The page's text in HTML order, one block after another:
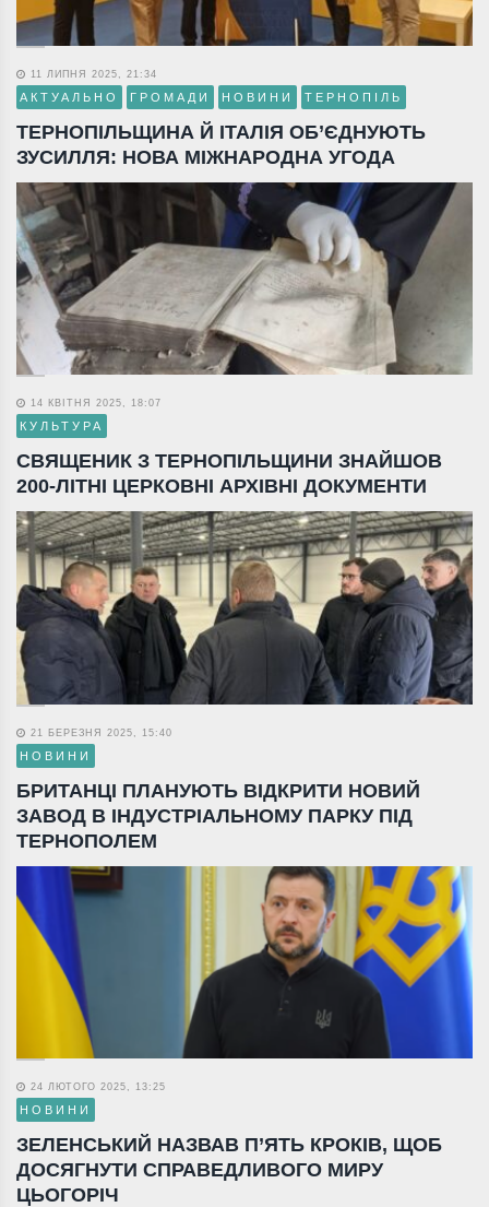
11 ЛИПНЯ 2025, 21:34
АКТУАЛЬНО ГРОМАДИ НОВИНИ ТЕРНОПІЛЬ
ТЕРНОПІЛЬЩИНА Й ІТАЛІЯ ОБ’ЄДНУЮТЬ
ЗУСИЛЛЯ: НОВА МІЖНАРОДНА УГОДА
14 КВІТНЯ 2025, 18:07
КУЛЬТУРА
СВЯЩЕНИК З ТЕРНОПІЛЬЩИНИ ЗНАЙШОВ
200-ЛІТНІ ЦЕРКОВНІ АРХІВНІ ДОКУМЕНТИ
21 БЕРЕЗНЯ 2025, 15:40
НОВИНИ
БРИТАНЦІ ПЛАНУЮТЬ ВІДКРИТИ НОВИЙ
ЗАВОД В ІНДУСТРІАЛЬНОМУ ПАРКУ ПІД
ТЕРНОПОЛЕМ
24 ЛЮТОГО 2025, 13:25
НОВИНИ
ЗЕЛЕНСЬКИЙ НАЗВАВ П’ЯТЬ КРОКІВ, ЩОБ
ДОСЯГНУТИ СПРАВЕДЛИВОГО МИРУ
ЦЬОГОРІЧ